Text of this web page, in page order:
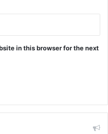
in this browser for the next